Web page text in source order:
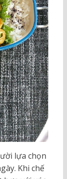
lựa chọn
Khi chế